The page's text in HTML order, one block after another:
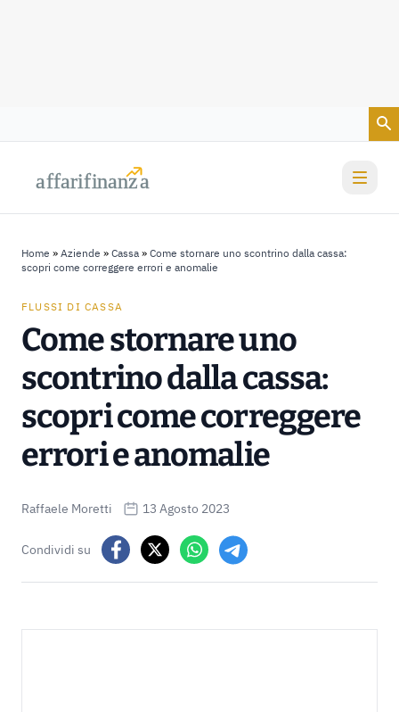
affarifinanza
affarifinanza
Home » Aziende » Cassa » Come stornare uno scontrino dalla cassa:
scopri come correggere errori e anomalie
FLUSSI DI CASSA
Come stornare uno
scontrino dalla cassa:
scopri come correggere
errori e anomalie
Raffaele Moretti 13 Agosto 2023
Condividi su